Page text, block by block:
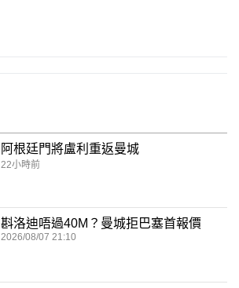
阿根廷門將盧利重返曼城
22小時前
斟洛迪唔過40M？曼城拒巴塞首報價
2026/08/07 21:10